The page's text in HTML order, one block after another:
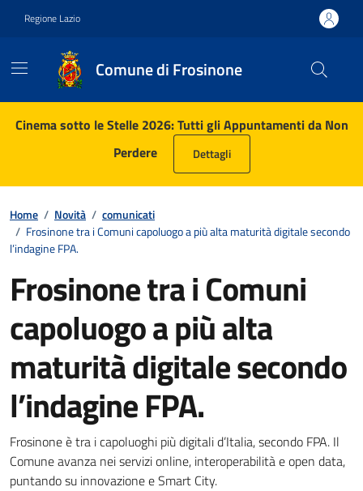
Regione Lazio
Comune di Frosinone
Contenuti in evidenza
Cinema sotto le Stelle 2026: Tutti gli Appuntamenti da Non
Perdere
Dettagli
Home / Novità / comunicati
/ Frosinone tra i Comuni capoluogo a più alta maturità digitale secondo
l’indagine FPA.
Frosinone tra i Comuni
capoluogo a più alta
maturità digitale secondo
l’indagine FPA.
Dettagli della notizia
Frosinone è tra i capoluoghi più digitali d’Italia, secondo FPA. Il
Comune avanza nei servizi online, interoperabilità e open data,
puntando su innovazione e Smart City.